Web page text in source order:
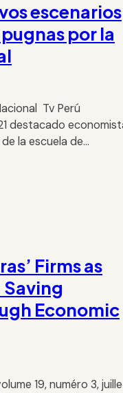
escenarios
por la
Tv Perú
destacado
la escuela de…
Firms as
Economic
19, numéro 3,